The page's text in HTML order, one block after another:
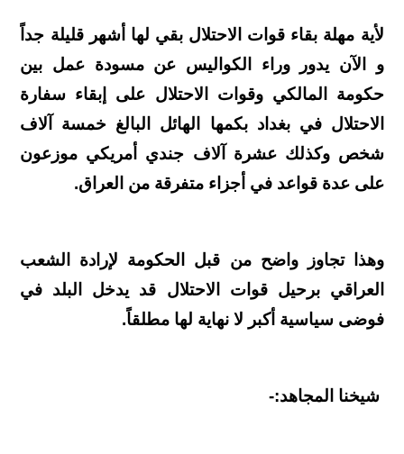
لأية مهلة بقاء قوات الاحتلال بقي لها أشهر قليلة جداً
و الآن يدور وراء الكواليس عن مسودة عمل بين
حكومة المالكي وقوات الاحتلال على إبقاء سفارة
الاحتلال في بغداد بكمها الهائل البالغ خمسة آلاف
شخص وكذلك عشرة آلاف جندي أمريكي موزعون
على عدة قواعد في أجزاء متفرقة من العراق.
وهذا تجاوز واضح من قبل الحكومة لإرادة الشعب
العراقي برحيل قوات الاحتلال قد يدخل البلد في
فوضى سياسية أكبر لا نهاية لها مطلقاً.
شيخنا المجاهد:-